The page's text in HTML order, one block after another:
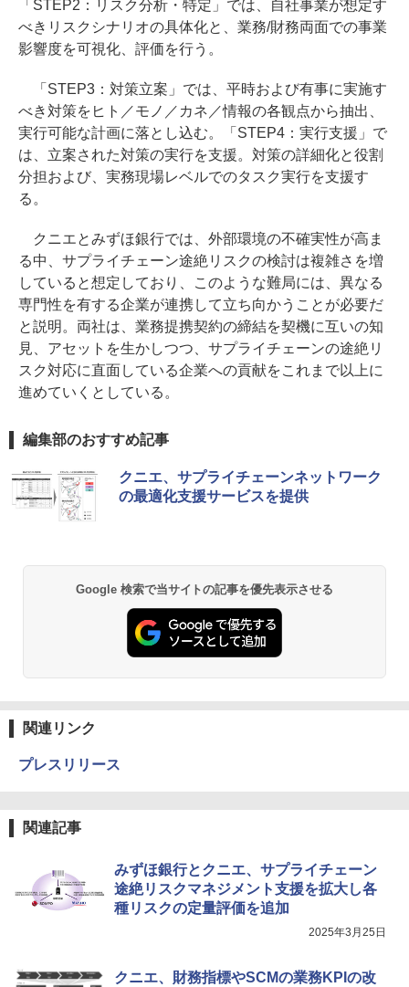
「STEP2：リスク分析・特定」では、自社事業が想定す
べきリスクシナリオの具体化と、業務/財務両面での事業
影響度を可視化、評価を行う。
「STEP3：対策立案」では、平時および有事に実施す
べき対策をヒト／モノ／カネ／情報の各観点から抽出、
実行可能な計画に落とし込む。「STEP4：実行支援」で
は、立案された対策の実行を支援。対策の詳細化と役割
分担および、実務現場レベルでのタスク実行を支援す
る。
クニエとみずほ銀行では、外部環境の不確実性が高ま
る中、サプライチェーン途絶リスクの検討は複雑さを増
していると想定しており、このような難局には、異なる
専門性を有する企業が連携して立ち向かうことが必要だ
と説明。両社は、業務提携契約の締結を契機に互いの知
見、アセットを生かしつつ、サプライチェーンの途絶リ
スク対応に直面している企業への貢献をこれまで以上に
進めていくとしている。
編集部のおすすめ記事
クニエ、サプライチェーンネットワーク
の最適化支援サービスを提供
Google 検索で当サイトの記事を優先表示させる
関連リンク
プレスリリース
関連記事
みずほ銀行とクニエ、サプライチェーン
途絶リスクマネジメント支援を拡大し各
種リスクの定量評価を追加
2025年3月25日
クニエ、財務指標やSCMの業務KPIの改